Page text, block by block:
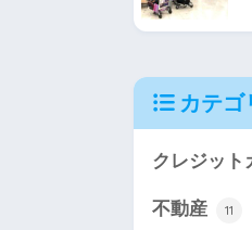
カテゴ
クレジット
不動産 11